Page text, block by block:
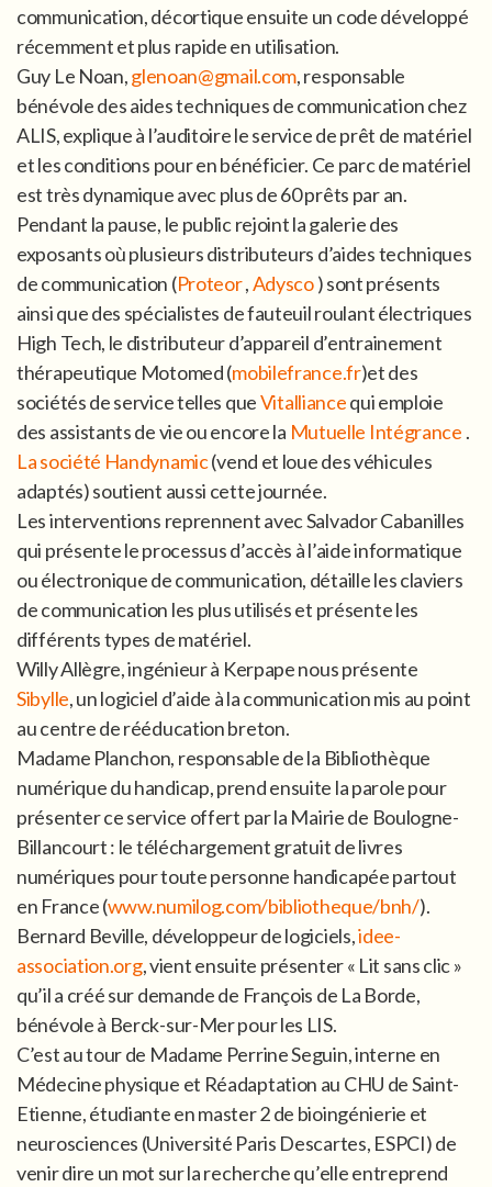
communication, décortique ensuite un code développé
récemment et plus rapide en utilisation.
Guy Le Noan,glenoan@gmail.com, responsable
bénévole des aides techniques de communication chez
ALIS, explique à l’auditoire le service de prêt de matériel
et les conditions pour en bénéficier. Ce parc de matériel
est très dynamique avec plus de 60 prêts par an.
Pendant la pause, le public rejoint la galerie des
exposants où plusieurs distributeurs d’aides techniques
de communication (Proteor,Adysco) sont présents
ainsi que des spécialistes de fauteuil roulant électriques
High Tech, le distributeur d’appareil d’entrainement
thérapeutique Motomed (mobilefrance.fr)et des
sociétés de service telles queVitalliancequi emploie
des assistants de vie ou encore la Mutuelle Intégrance .
La société Handynamic(vend et loue des véhicules
adaptés) soutient aussi cette journée.
Les interventions reprennent avec Salvador Cabanilles
qui présente le processus d’accès à l’aide informatique
ou électronique de communication, détaille les claviers
de communication les plus utilisés et présente les
différents types de matériel.
Willy Allègre, ingénieur à Kerpape nous présente
Sibylle, un logiciel d’aide à la communication mis au point
au centre de rééducation breton.
Madame Planchon, responsable de la Bibliothèque
numérique du handicap, prend ensuite la parole pour
présenter ce service offert par la Mairie de Boulogne-
Billancourt : le téléchargement gratuit de livres
numériques pour toute personne handicapée partout
en France (www.numilog.com/bibliotheque/bnh/).
Bernard Beville, développeur de logiciels,idee-
association.org, vient ensuite présenter « Lit sans clic »
qu’il a créé sur demande de François de La Borde,
bénévole à Berck-sur-Mer pour les LIS.
C’est au tour de Madame Perrine Seguin, interne en
Médecine physique et Réadaptation au CHU de Saint-
Etienne, étudiante en master 2 de bioingénierie et
neurosciences (Université Paris Descartes, ESPCI) de
venir dire un mot sur la recherche qu’elle entreprend